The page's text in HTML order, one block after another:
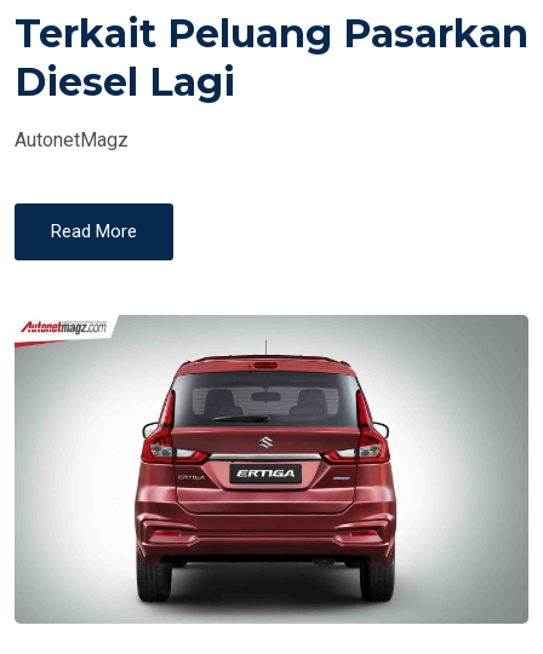
D
Terkait Peluang Pasarkan
Diesel Lagi
AutonetMagz
Read More